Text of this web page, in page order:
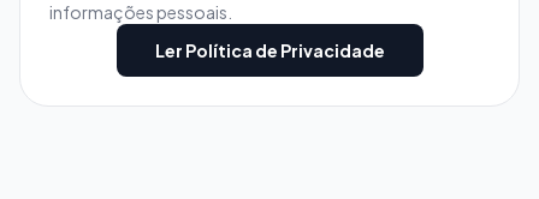
informações pessoais.
Ler Política de Privacidade